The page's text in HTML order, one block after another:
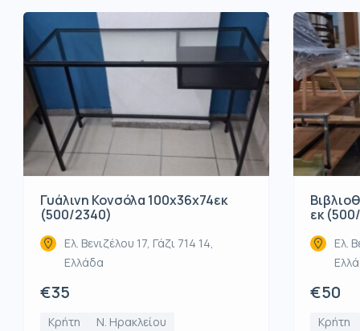
Γυάλινη Κονσόλα 100x36x74εκ
(500/2340)
Ελ. Βενιζέλου 17, Γάζι 714 14,
Ελλάδα
€35
Κρήτη Ν. Ηρακλείου
εκ
Ελ.
€50
Κρήτη